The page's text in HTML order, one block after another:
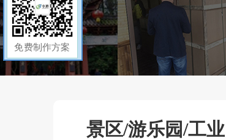
景区/游乐园/工
免费制作方案